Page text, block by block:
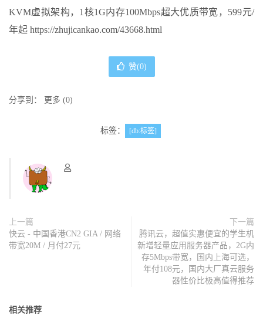
KVM虚拟架构，1核1G内存100Mbps超大优质带宽，599元/
年起 https://zhujicankao.com/43668.html
赞(0)
分享到： 更多 (0)
标签： [db:标签]
上一篇
快云 - 中国香港CN2 GIA / 网络
带宽20M / 月付27元
下一篇
腾讯云，超值实惠便宜的学生机
新增轻量应用服务器产品，2G内
存5Mbps带宽，国内上海可选，
年付108元，国内大厂真云服务
器性价比极高值得推荐
相关推荐